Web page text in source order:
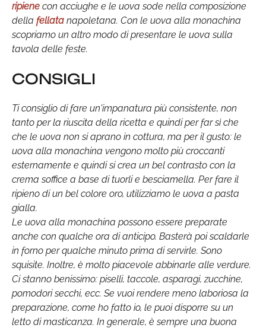
ripiene con acciughe e le uova sode nella composizione
della fellata napoletana. Con le uova alla monachina
scopriamo un altro modo di presentare le uova sulla
tavola delle feste.
CONSIGLI
Ti consiglio di fare un'impanatura più consistente, non
tanto per la riuscita della ricetta e quindi per far sì che
che le uova non si aprano in cottura, ma per il gusto: le
uova alla monachina vengono molto più croccanti
esternamente e quindi si crea un bel contrasto con la
crema soffice a base di tuorli e besciamella. Per fare il
ripieno di un bel colore oro, utilizziamo le uova a pasta
gialla.
Le uova alla monachina possono essere preparate
anche con qualche ora di anticipo. Basterà poi scaldarle
in forno per qualche minuto prima di servirle. Sono
squisite. Inoltre, è molto piacevole abbinarle alle verdure.
Ci stanno benissimo: piselli, taccole, asparagi, zucchine,
pomodori secchi, ecc. Se vuoi rendere meno laboriosa la
preparazione, come ho fatto io, le puoi disporre su un
letto di masticanza. In generale, è sempre una buona